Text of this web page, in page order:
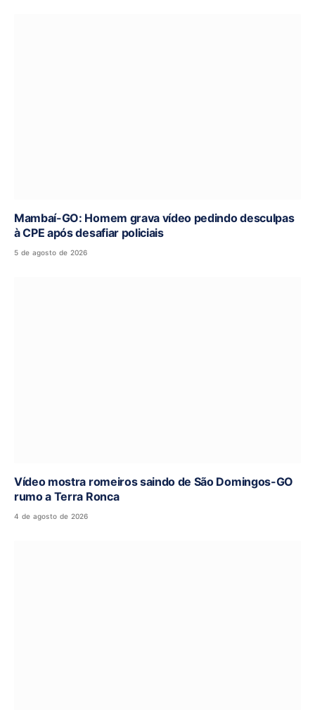
Mambaí-GO: Homem grava vídeo pedindo desculpas
à CPE após desafiar policiais
5 de agosto de 2026
Vídeo mostra romeiros saindo de São Domingos-GO
rumo a Terra Ronca
4 de agosto de 2026